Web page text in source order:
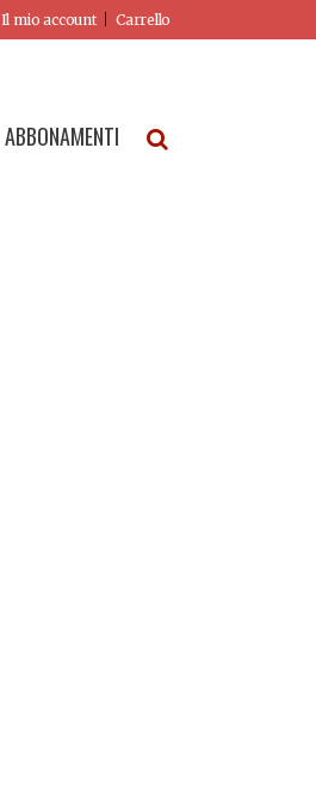
Il mio account Carrello
ABBONAMENTI